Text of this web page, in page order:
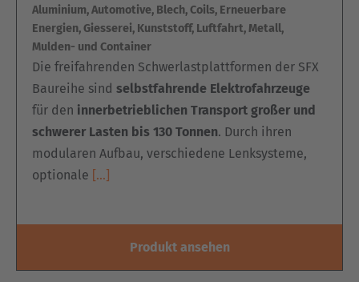
Aluminium, Automotive, Blech, Coils, Erneuerbare
Energien, Giesserei, Kunststoff, Luftfahrt, Metall,
Mulden- und Container
Die freifahrenden Schwerlastplattformen der SFX
Baureihe sindselbstfahrende Elektrofahrzeuge
für den innerbetrieblichen Transport großer und
schwerer Lasten bis 130 Tonnen. Durch ihren
modularen Aufbau, verschiedene Lenksysteme,
optionale […]
Produkt ansehen